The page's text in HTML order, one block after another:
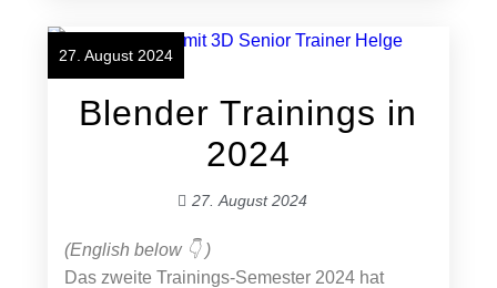
27. August 2024
Blender Trainings in
2024
27. August 2024
(English below 👇 )
Das zweite Trainings-Semester 2024 hat